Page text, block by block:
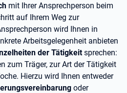
mit Ihrer Ansprechperson beim
auf Ihrem Weg zur
wird Ihnen in
Arbeitsgelegenheit anbieten
der Tätigkeitsprechen:
zum Träger, zur Art der Tätigkeit
Hierzu wird Ihnen entweder
oder